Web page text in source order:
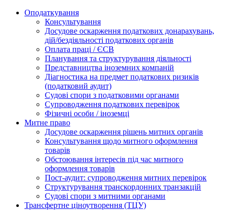
Оподаткування
Консультування
Досудове оскарження податкових донарахувань,
дій/бездіяльності податкових органів
Оплата праці / ЄСВ
Планування та структурування діяльності
Представництва іноземних компаній
Діагностика на предмет податкових ризиків
(податковий аудит)
Судові спори з податковими органами
Супроводження податкових перевірок
Фізичні особи / іноземці
Митне право
Досудове оскарження рішень митних органів
Консультування щодо митного оформлення
товарів
Обстоювання інтересів під час митного
оформлення товарів
Пост-аудит: супроводження митних перевірок
Структурування транскордонних транзакцій
Судові спори з митними органами
Трансфертне ціноутворення (ТЦУ)